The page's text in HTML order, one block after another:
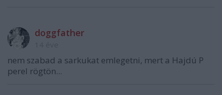
doggfather
nem szabad a sarkukat emlegetni, mert a Hajdú P
perel rögtön...